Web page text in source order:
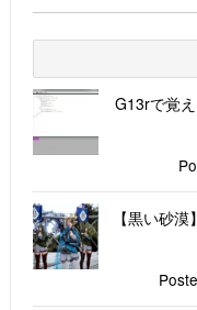
G13rで覚
【黒い砂